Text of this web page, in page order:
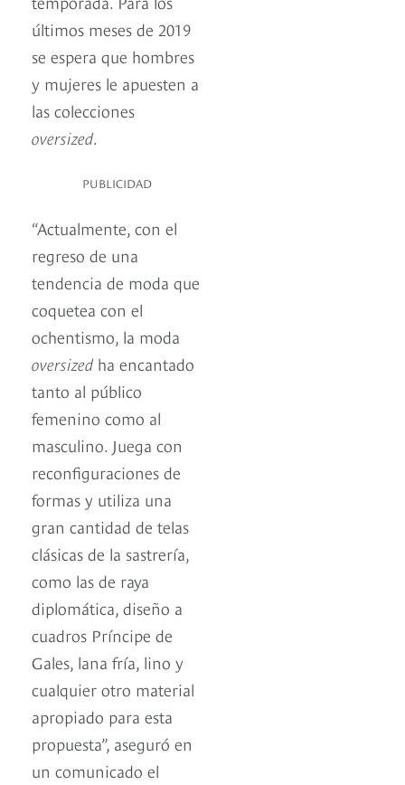
últimos meses de 2019
se espera que hombres
y mujeres le apuesten a
las colecciones
oversized.
PUBLICIDAD
“Actualmente, con el
regreso de una
tendencia de moda que
coquetea con el
ochentismo, la moda
oversized ha encantado
tanto al público
femenino como al
masculino. Juega con
reconfiguraciones de
formas y utiliza una
gran cantidad de telas
clásicas de la sastrería,
como las de raya
diplomática, diseño a
cuadros Príncipe de
Gales, lana fría, lino y
cualquier otro material
apropiado para esta
propuesta”, aseguró en
un comunicado el